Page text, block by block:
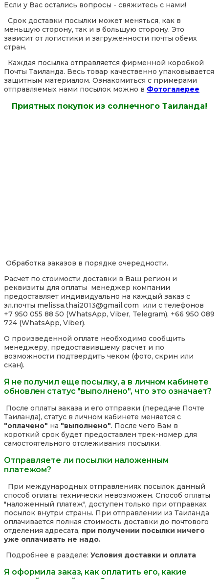
Если у Вас остались вопросы - свяжитесь с нами!
Срок доставки посылки может меняться, как в
меньшую сторону, так и в большую сторону. Это
зависит от логистики и загруженности почты обеих
стран.
Каждая посылка отправляется фирменной коробкой
Почты Таиланда. Весь товар качественно упаковывается
защитным материалом. Ознакомиться с примерами
отправляемых нами посылок можно в Фотогалерее
Приятных покупок из солнечного Таиланда!
Обработка заказов в порядке очередности.
Расчет по стоимости доставки в Ваш регион и
реквизиты для оплаты менеджер компании
предоставляет индивидуально на каждый заказ с
эл.почты melissa.thai2013@gmail.com или с телефонов
+7 950 055 88 50 (WhatsApp, Viber, Telegram), +66 950 089
724 (WhatsApp, Viber).
О произведенной оплате необходимо сообщить
менеджеру, предоставившему расчет и по
возможности подтвердить чеком (фото, скрин или
скан).
Я не получил еще посылку, а в личном кабинете
обновлен статус "выполнено", что это означает?
После оплаты заказа и его отправки (передаче Почте
Таиланда), статус в личном кабинете меняется с
"оплачено" на "выполнено". После чего Вам в
короткий срок будет предоставлен трек-номер для
самостоятельного отслеживания посылки.
Отправляете ли посылки наложенным
платежом?
При международных отправлениях посылок данный
способ оплаты технически невозможен. Способ оплаты
"наложенный платеж", доступен только при отправках
посылок внутри страны. При отправлении из Таиланда
оплачивается полная стоимость доставки до почтового
отделения адресата, при получении посылки ничего
уже оплачивать не надо.
Подробнее в разделе: Условия доставки и оплата
Я оформила заказ, как оплатить его, какие